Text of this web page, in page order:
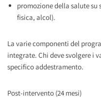
promozione della salute
fisica, alcol).
La varie componenti del
integrate. Chi deve svolgere i
specifico addestramento.
Post-intervento (24 mesi)